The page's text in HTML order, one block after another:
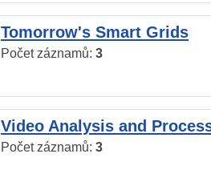
Tomorrow's Smart Grids
Počet záznamů: 3
Video Analysis and
Počet záznamů: 3